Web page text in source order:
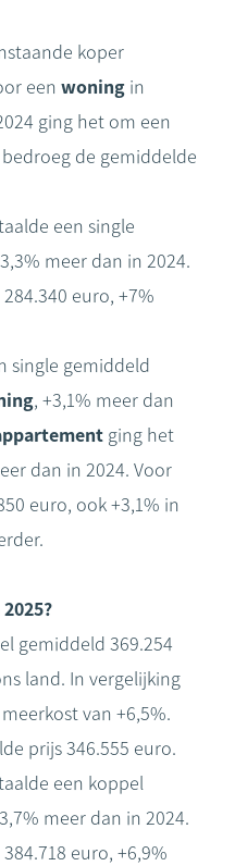
koper
een woning in
ging het om een
de gemiddelde
een single
meer dan in 2024.
euro, +7%
single gemiddeld
, +3,1% meer dan
ging het
dan in 2024. Voor
euro, ook +3,1% in
gemiddeld 369.254
land. In vergelijking
van +6,5%.
prijs 346.555 euro.
een koppel
meer dan in 2024.
euro, +6,9%